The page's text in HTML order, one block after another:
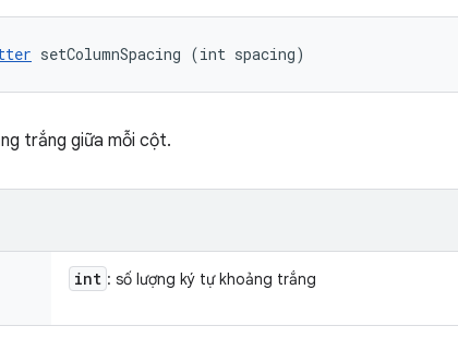
setColumnSpacing (int spacing)
trắng giữa mỗi cột.
int : số lượng ký tự khoảng trắng